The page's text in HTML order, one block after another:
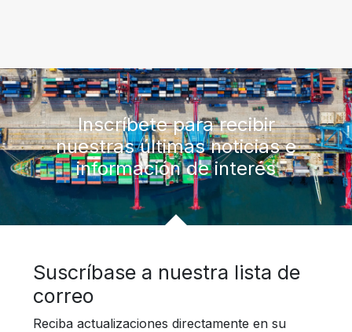
Inscríbete para recibir
nuestras últimas noticias e
información de interés
Suscríbase a nuestra lista de
correo
Reciba actualizaciones directamente en su